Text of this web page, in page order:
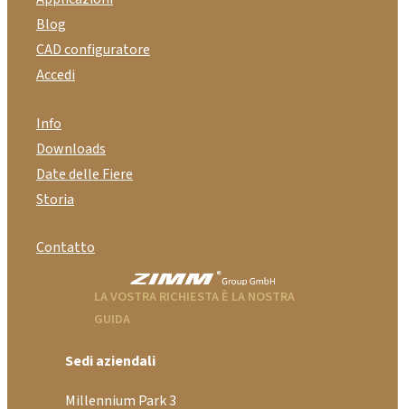
Blog
CAD configuratore
Accedi
Info
Downloads
Date delle Fiere
Storia
Contatto
LA VOSTRA RICHIESTA È LA NOSTRA
GUIDA
Sedi aziendali
Millennium Park 3